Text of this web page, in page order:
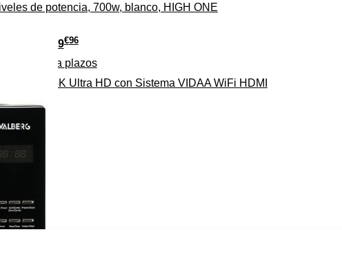
de potencia, 700w, blanco, HIGH ONE
279€96
Pago a plazos
EL 4K Ultra HD con Sistema VIDAA WiFi HDMI